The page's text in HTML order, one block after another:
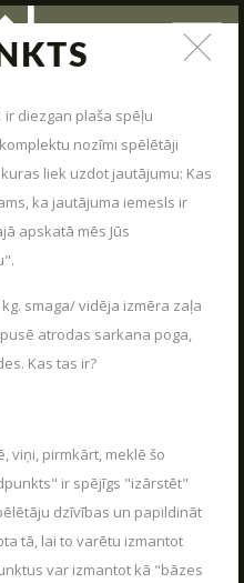
ir diezgan plaša spēļu
nozīmi spēlētāji
liek uzdot jautājumu: Kas
ka jautājuma iemesls ir
apskatā mēs Jūs
smaga/ vidēja izmēra zaļa
atrodas sarkana poga,
Kas tas ir?
viņi, pirmkārt, meklē šo
ir spējīgs "izārstēt"
dzīvības un papildināt
tā, lai to varētu izmantot
var izmantot kā "bāzes
Siguldā
modernizācija,
– tas viss un vēl
VASARA KOPĀ AR POLIGON 1
klāsts.